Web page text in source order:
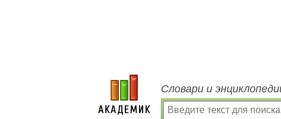
Словари и